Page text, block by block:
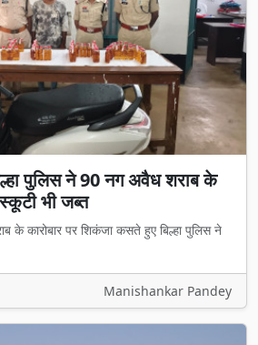
पुलिस ने 90 नग अवैध शराब के
भी जब्त
के कारोबार पर शिकंजा कसते हुए बिल्हा पुलिस ने
Manishankar Pandey